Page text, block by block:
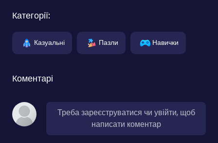
Категорії:
Казуальні Пазли Навички
Коментарі
Треба зареєструватися чи увійти, щоб
написати коментар